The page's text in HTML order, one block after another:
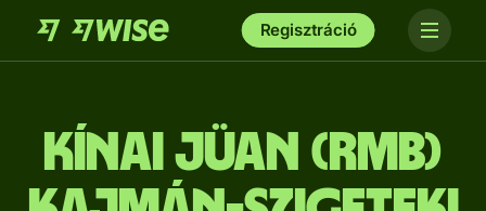
Regisztráció
kínai jüan (RMB)